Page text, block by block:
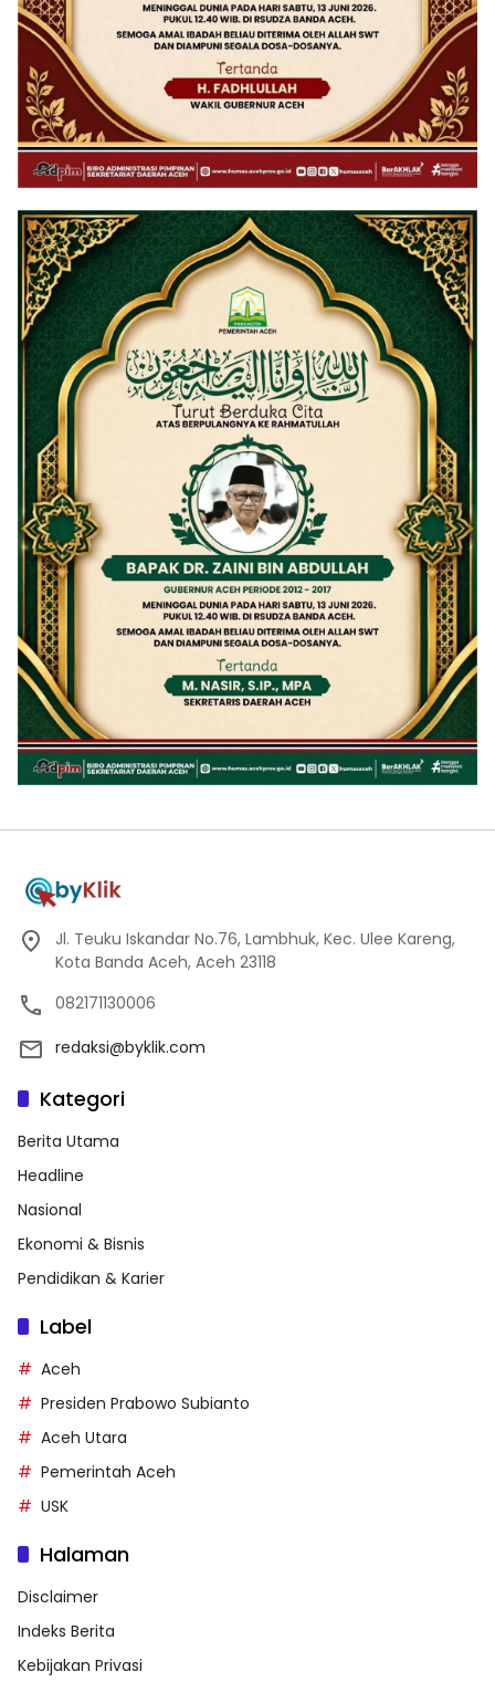
Jl. Teuku Iskandar No.76, Lambhuk, Kec. Ulee Kareng,
Kota Banda Aceh, Aceh 23118
082171130006
redaksi@byklik.com
Kategori
Berita Utama
Headline
Nasional
Ekonomi & Bisnis
Pendidikan & Karier
Label
Aceh
Presiden Prabowo Subianto
Aceh Utara
Pemerintah Aceh
USK
Halaman
Disclaimer
Indeks Berita
Kebijakan Privasi